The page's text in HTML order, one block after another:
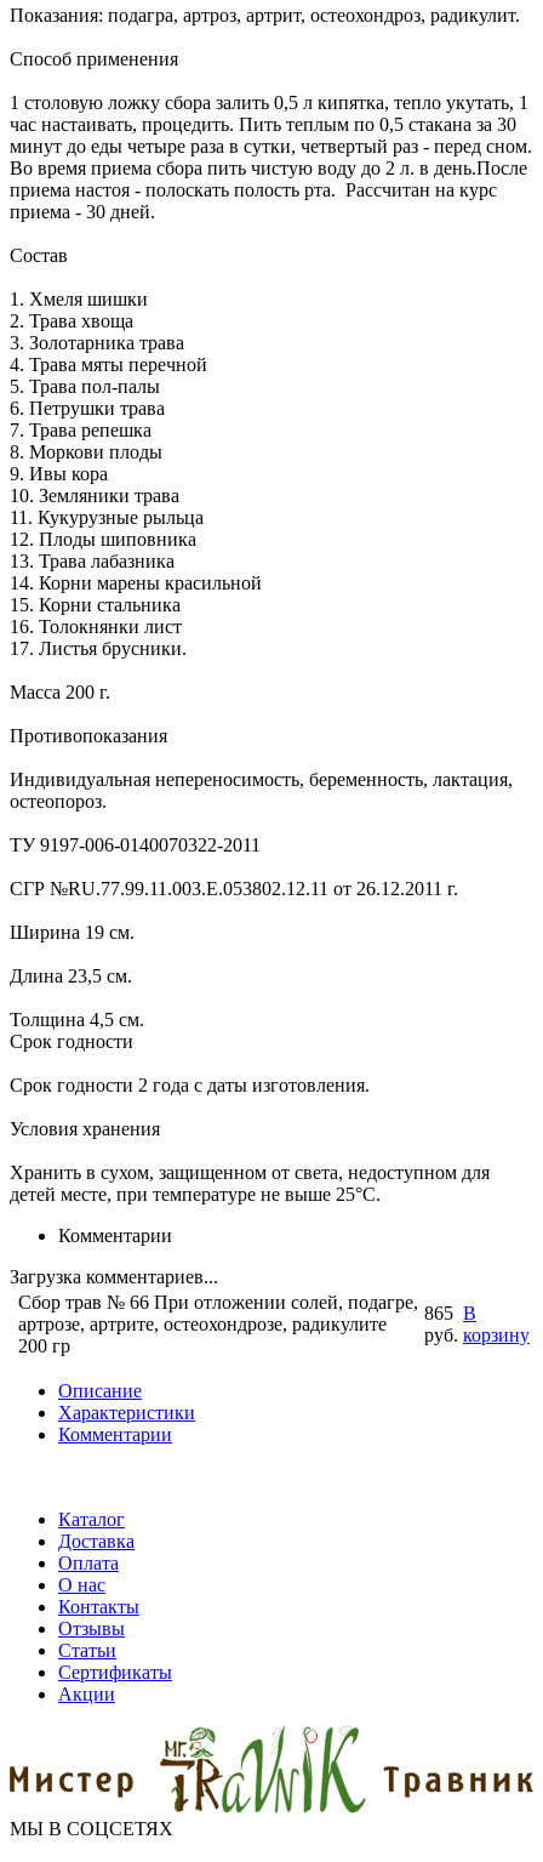
Показания: подагра, артроз, артрит, остеохондроз, радикулит.
Способ применения
1 столовую ложку сбора залить 0,5 л кипятка, тепло укутать, 1
час настаивать, процедить. Пить теплым по 0,5 стакана за 30
минут до еды четыре раза в сутки, четвертый раз - перед сном.
Во время приема сбора пить чистую воду до 2 л. в день.После
приема настоя - полоскать полость рта. Рассчитан на курс
приема - 30 дней.
Состав
1. Хмеля шишки
2. Трава хвоща
3. Золотарника трава
4. Трава мяты перечной
5. Трава пол-палы
6. Петрушки трава
7. Трава репешка
8. Моркови плоды
9. Ивы кора
10. Земляники трава
11. Кукурузные рыльца
12. Плоды шиповника
13. Трава лабазника
14. Корни марены красильной
15. Корни стальника
16. Толокнянки лист
17. Листья брусники.
Масса 200 г.
Противопоказания
Индивидуальная непереносимость, беременность, лактация,
остеопороз.
ТУ 9197-006-0140070322-2011
СГР №RU.77.99.11.003.E.053802.12.11 от 26.12.2011 г.
Ширина 19 см.
Длина 23,5 см.
Толщина 4,5 см.
Срок годности
Срок годности 2 года с даты изготовления.
Условия хранения
Хранить в сухом, защищенном от света, недоступном для
детей месте, при температуре не выше 25°С.
Комментарии
Загрузка комментариев...
Сбор трав № 66 При отложении солей, подагре,
артрозе, артрите, остеохондрозе, радикулите
200 гр
865
руб.
В
корзину
Описание
Характеристики
Комментарии
Каталог
Доставка
Оплата
О нас
Контакты
Отзывы
Статьи
Сертификаты
Акции
МЫ В СОЦСЕТЯХ